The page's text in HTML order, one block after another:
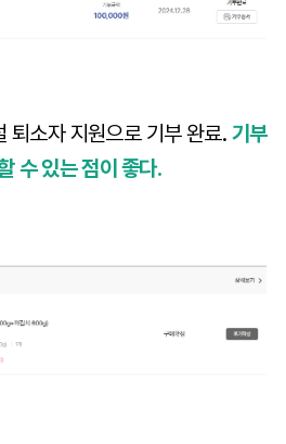
퇴소자 지원으로 기부 완료. 기부
수 있는 점이 좋다.